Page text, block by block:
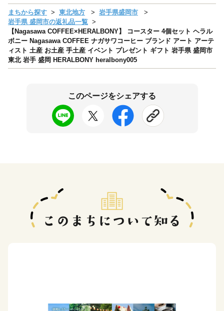
まちから探す 東北地方
岩手県盛岡市
岩手県 盛岡市の返礼品一覧
【Nagasawa COFFEE×HERALBONY】 コースター 4個セット ヘラル
ボニー Nagasawa COFFEE ナガサワコーヒー ブランド アート アーテ
ィスト 土産 お土産 手土産 イベント プレゼント ギフト 岩手県 盛岡市
東北 岩手 盛岡 HERALBONY heralbony005
このページをシェアする